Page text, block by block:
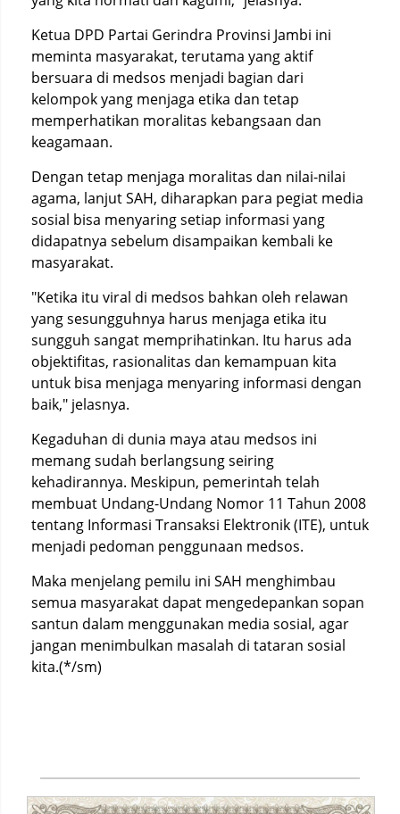
Ketua DPD Partai Gerindra Provinsi Jambi ini
meminta masyarakat, terutama yang aktif
bersuara di medsos menjadi bagian dari
kelompok yang menjaga etika dan tetap
memperhatikan moralitas kebangsaan dan
keagamaan.
Dengan tetap menjaga moralitas dan nilai-nilai
agama, lanjut SAH, diharapkan para pegiat media
sosial bisa menyaring setiap informasi yang
didapatnya sebelum disampaikan kembali ke
masyarakat.
"Ketika itu viral di medsos bahkan oleh relawan
yang sesungguhnya harus menjaga etika itu
sungguh sangat memprihatinkan. Itu harus ada
objektifitas, rasionalitas dan kemampuan kita
untuk bisa menjaga menyaring informasi dengan
baik," jelasnya.
Kegaduhan di dunia maya atau medsos ini
memang sudah berlangsung seiring
kehadirannya. Meskipun, pemerintah telah
membuat Undang-Undang Nomor 11 Tahun 2008
tentang Informasi Transaksi Elektronik (ITE), untuk
menjadi pedoman penggunaan medsos.
Maka menjelang pemilu ini SAH menghimbau
semua masyarakat dapat mengedepankan sopan
santun dalam menggunakan media sosial, agar
jangan menimbulkan masalah di tataran sosial
kita.(*/sm)